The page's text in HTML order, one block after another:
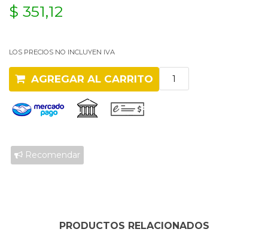
$ 351,12
LOS PRECIOS NO INCLUYEN IVA
AGREGAR AL CARRITO
Recomendar
PRODUCTOS RELACIONADOS